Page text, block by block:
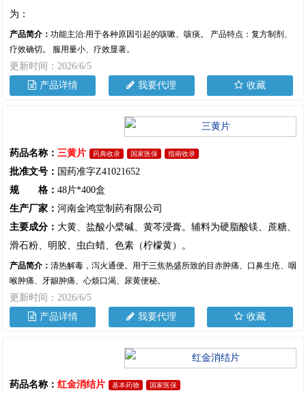
为：
产品简介： 功能主治:用于各种原因引起的咳嗽、咳痰。 产品特点：复方制剂、
疗效确切。 服用量小、疗效显著。
更新时间：2026/6/5
产品详情
我要代理 收藏
药品名称： 三黄片 药典收录 国家医保 指南收录
批准文号： 国药准字Z41021652
规 格： 48片*400盒
生产厂家： 河南金鸿堂制药有限公司
主要成分： 大黄、盐酸小檗碱、黄芩浸膏。辅料为硬脂酸镁、蔗糖、
滑石粉、明胶、虫白蜡、色素（柠檬黄）。
产品简介： 清热解毒，泻火通便。用于三焦热盛所致的目赤肿痛、口鼻生疮、咽
喉肿痛、牙龈肿痛、心烦口渴、尿黄便秘。
更新时间：2026/6/5
产品详情
我要代理 收藏
药品名称： 红金消结片 基本药物 国家医保